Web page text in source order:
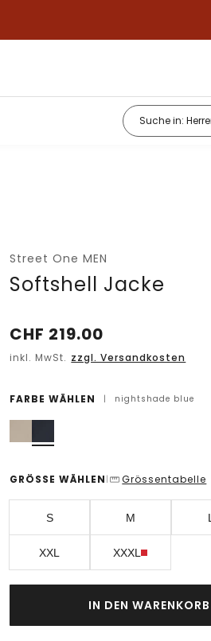
Street One MEN
Softshell Jacke
CHF 219.00
inkl. MwSt. zzgl. Versandkosten
FARBE WÄHLEN | nightshade blue
GRÖSSE WÄHLEN | Grössentabelle
S M L
XXL XXXL
IN DEN WARENKORB